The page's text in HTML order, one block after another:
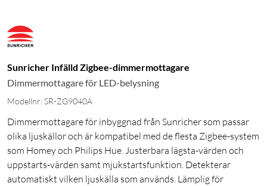
Sunricher Infälld Zigbee-dimmermottagare
Dimmermottagare för LED-belysning
Modellnr: SR-ZG9040A
Dimmermottagare för inbyggnad från Sunricher som passar
olika ljuskällor och är kompatibel med de flesta Zigbee-system
som Homey och Philips Hue. Justerbara lägsta-värden och
uppstarts-värden samt mjukstartsfunktion. Detekterar
automatiskt vilken ljuskälla som används. Lämplig för